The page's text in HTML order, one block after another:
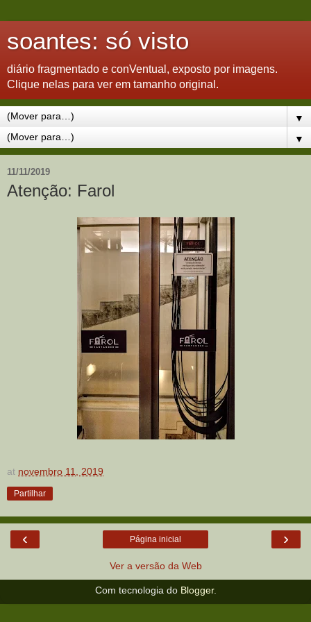
soantes: só visto
diário fragmentado e conVentual, exposto por imagens.
Clique nelas para ver em tamanho original.
▼
▼
11/11/2019
Atenção: Farol
at novembro 11, 2019
Partilhar
‹ ›
Página inicial
Ver a versão da Web
Com tecnologia do Blogger.